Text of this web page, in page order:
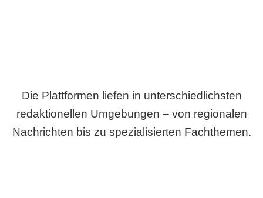
Die Plattformen liefen in unterschiedlichsten
redaktionellen Umgebungen – von regionalen
Nachrichten bis zu spezialisierten Fachthemen.